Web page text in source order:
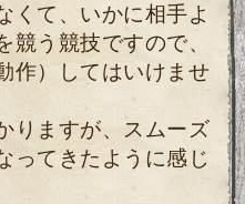
くて、いかに相手よ
競う競技ですので、
作）してはいけませ
りますが、スムーズ
ってきたように感じ